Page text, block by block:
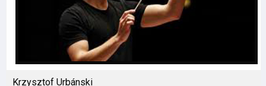
Krzysztof Urbánski